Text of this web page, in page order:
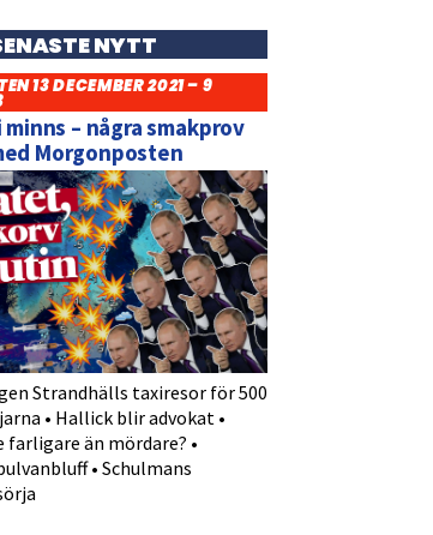
NYTT
13 DECEMBER 2021 – 9
– några smakprov
Morgonposten
Strandhälls taxiresor för 500
• Hallick blir advokat •
farligare än mördare? •
• Schulmans